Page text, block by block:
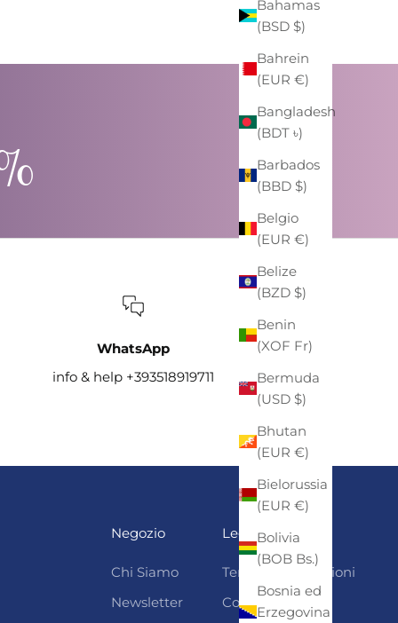
Bahamas
(BSD $)
Bahrein
(EUR €)
Bangladesh
(BDT ৳)
Barbados
(BBD $)
Belgio
(EUR €)
Belize
(BZD $)
Benin
(XOF Fr)
Bermuda
(USD $)
Bhutan
(EUR €)
Bielorussia
(EUR €)
Bolivia
(BOB Bs.)
Bosnia ed
Erzegovina
WhatsApp
info & help +393518919711
Negozio
Chi Siamo
Newsletter
Legali
Termini e condizioni
Cookie Policy